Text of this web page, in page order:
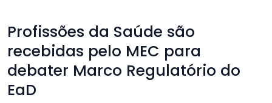
Profissões da Saúde são
recebidas pelo MEC para
debater Marco Regulatório do
EaD